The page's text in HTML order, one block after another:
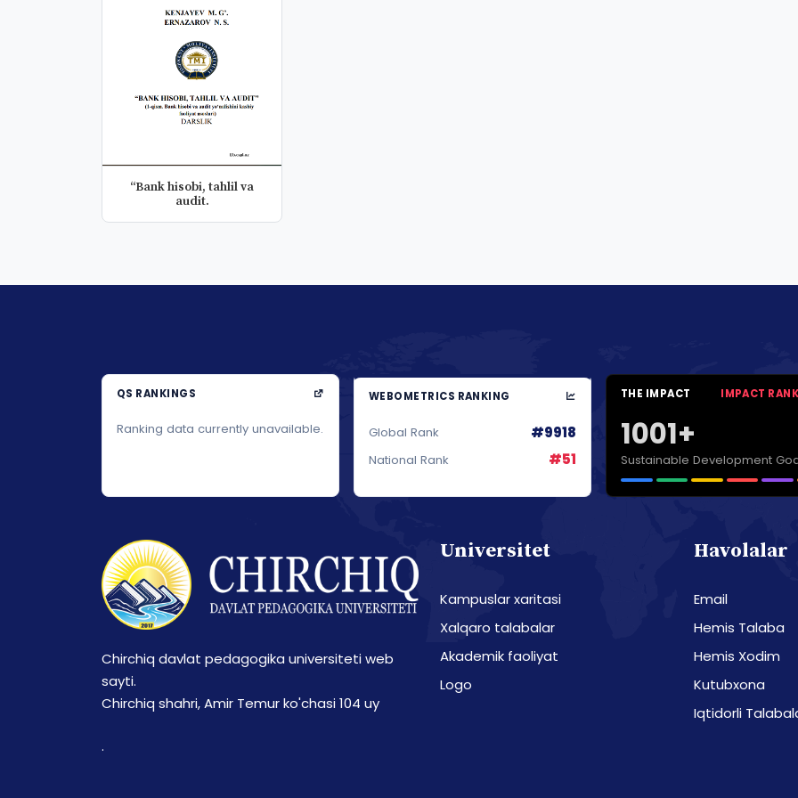
“Bank hisobi, tahlil va
audit.
QS RANKINGS
Ranking data currently unavailable.
WEBOMETRICS RANKING
Global Rank #9918
National Rank #51
THE IMPACT IMPACT
1001+
Sustainable Development
Chirchiq davlat pedagogika universiteti web
sayti.
Chirchiq shahri, Amir Temur ko'chasi 104 uy
.
Universitet
Kampuslar xaritasi
Xalqaro talabalar
Akademik faoliyat
Logo
Havolalar
Email
Hemis Talaba
Hemis Xodim
Kutubxona
Iqtidorli